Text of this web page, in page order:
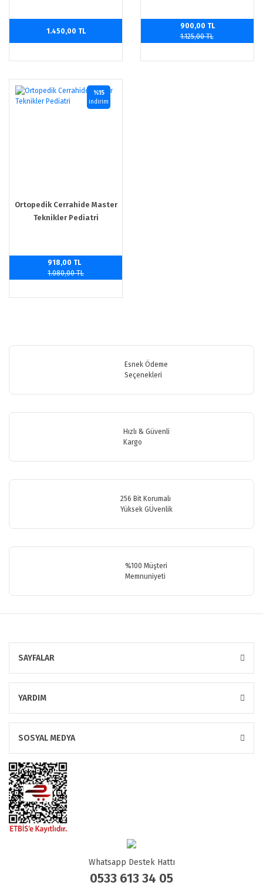
1.450,00 TL
900,00 TL
1.125,00 TL
Ortopedik Cerrahide Master
Teknikler Pediatri
%15
indirim
918,00 TL
1.080,00 TL
Esnek Ödeme
Seçenekleri
Hızlı & Güvenli
Kargo
256 Bit Korumalı
Yüksek GÜvenlik
%100 Müşteri
Memnuniyeti
SAYFALAR
YARDIM
SOSYAL MEDYA
Whatsapp Destek Hattı
0533 613 34 05